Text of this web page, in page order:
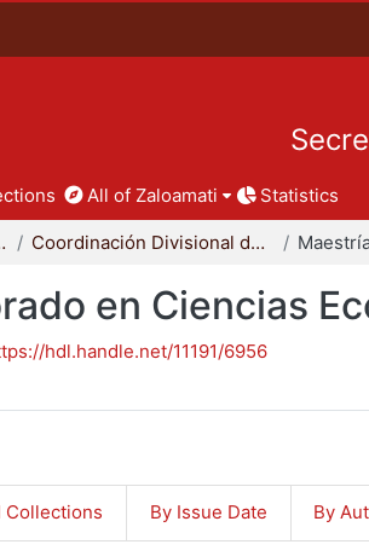
All of Zaloamati Statistics
Coordinación Divisional de Posgrado
en Ciencias
hdl.handle.net/11191/6956
Collections By Issue Date By